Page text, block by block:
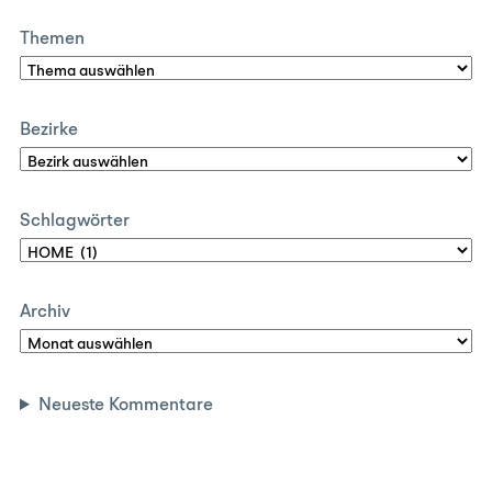
Themen
Bezirke
Schlagwörter
Archiv
Neueste Kommentare